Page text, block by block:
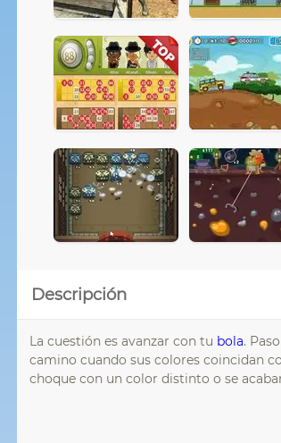
Descripción
La cuestión es avanzar con tu bola.
camino cuando sus colores coincidan
choque con un color distinto o se